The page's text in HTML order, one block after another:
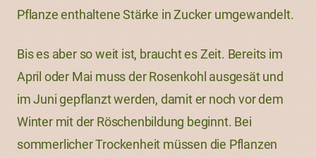
Pflanze enthaltene Stärke in Zucker umgewandelt.
Bis es aber so weit ist, braucht es Zeit. Bereits im
April oder Mai muss der Rosenkohl ausgesät und
im Juni gepflanzt werden, damit er noch vor dem
Winter mit der Röschenbildung beginnt. Bei
sommerlicher Trockenheit müssen die Pflanzen